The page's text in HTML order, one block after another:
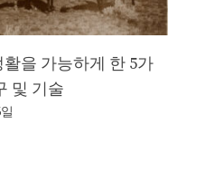
을 가능하게 한 5가
및 기술